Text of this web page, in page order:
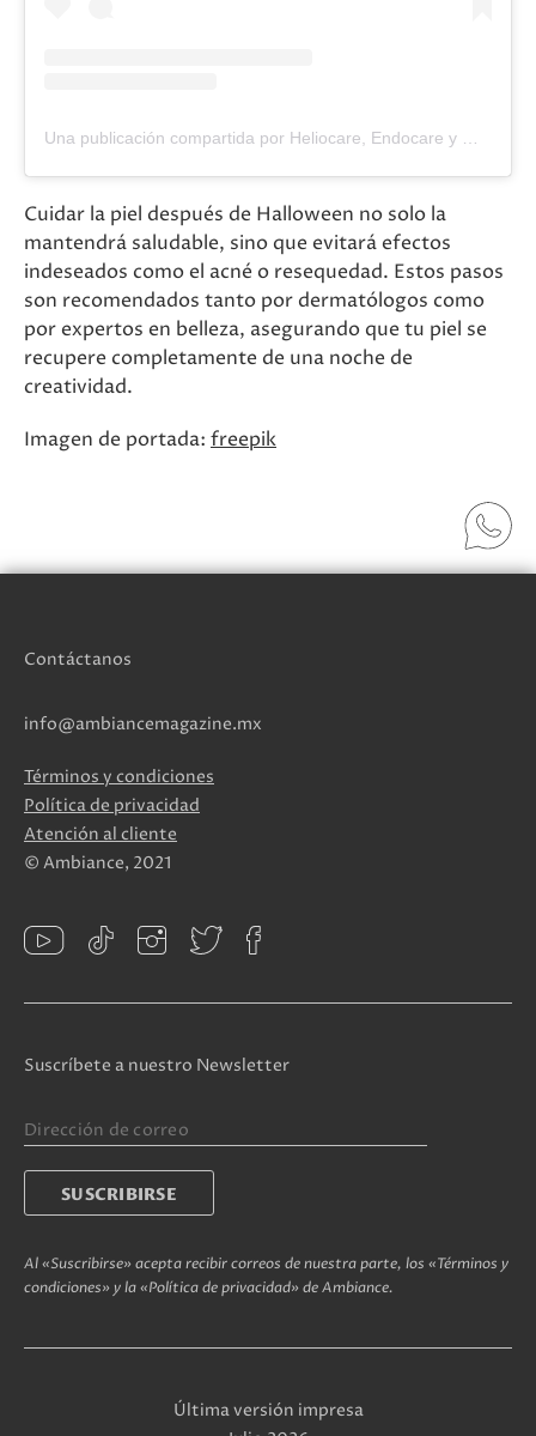
Cuidar la piel después de Halloween no solo la
mantendrá saludable, sino que evitará efectos
indeseados como el acné o resequedad. Estos pasos
son recomendados tanto por dermatólogos como
por expertos en belleza, asegurando que tu piel se
recupere completamente de una noche de
creatividad.
Imagen de portada: freepik
Contáctanos
info@ambiancemagazine.mx
Términos y condiciones
Política de privacidad
Atención al cliente
© Ambiance, 2021
Suscríbete a nuestro Newsletter
Al «Suscribirse» acepta recibir correos de nuestra parte, los «Términos y
condiciones» y la «Política de privacidad» de Ambiance.
Última versión impresa